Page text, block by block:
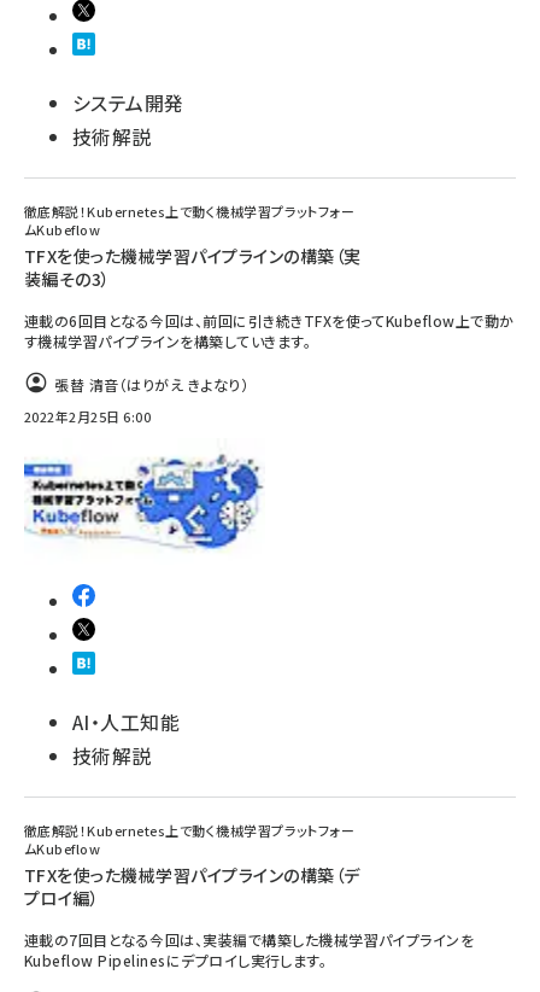
システム開発
技術解説
徹底解説！Kubernetes上で動く機械学習プラットフォー
ムKubeflow
TFXを使った機械学習パイプラインの構築（実
装編その3）
連載の6回目となる今回は、前回に引き続きTFXを使ってKubeflow上で動か
す機械学習パイプラインを構築していきます。
張替 清音（はりがえ きよなり）
2022年2月25日 6:00
AI・人工知能
技術解説
徹底解説！Kubernetes上で動く機械学習プラットフォー
ムKubeflow
TFXを使った機械学習パイプラインの構築（デ
プロイ編）
連載の7回目となる今回は、実装編で構築した機械学習パイプラインを
Kubeflow Pipelinesにデプロイし実行します。